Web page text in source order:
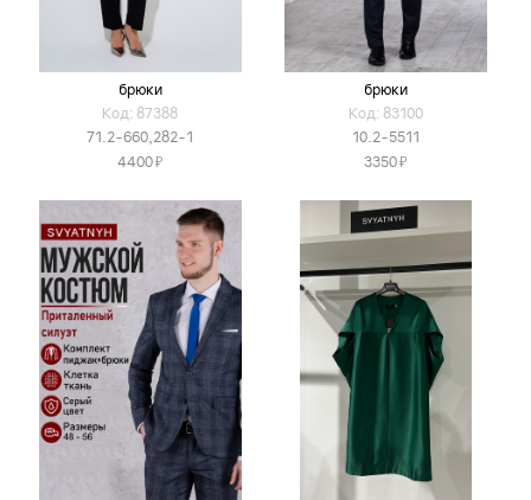
брюки
Код: 87388
71.2-660,282-1
4400Я
брюки
Код: 83100
10.2-5511
3350Я